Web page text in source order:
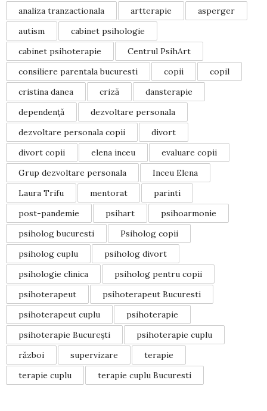
analiza tranzactionala artterapie
asperger
autism
cabinet psihologie
cabinet psihoterapie
Centrul PsihArt
consiliere parentala bucuresti
copii
copil
cristina danea
criză
dansterapie
dependență
dezvoltare personala
dezvoltare personala copii
divort
divort copii
elena inceu
evaluare copii
Grup dezvoltare personala
Inceu Elena
Laura Trifu
mentorat
parinti
post-pandemie
psihart
psihoarmonie
psiholog bucuresti
Psiholog copii
psiholog cuplu
psiholog divort
psihologie clinica
psiholog pentru copii
psihoterapeut
psihoterapeut Bucuresti
psihoterapeut cuplu
psihoterapie
psihoterapie București
psihoterapie cuplu
război
supervizare
terapie
terapie cuplu
terapie cuplu Bucuresti